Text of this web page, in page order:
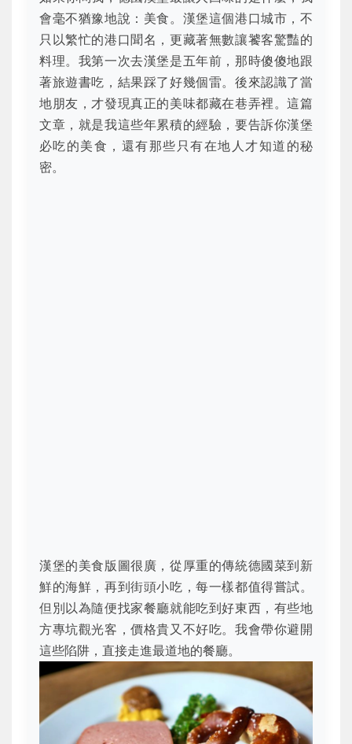
會毫不猶豫地說：美食。漢堡這個港口城市，不
只以繁忙的港口聞名，更藏著無數讓饕客驚豔的
料理。我第一次去漢堡是五年前，那時傻傻地跟
著旅遊書吃，結果踩了好幾個雷。後來認識了當
地朋友，才發現真正的美味都藏在巷弄裡。這篇
文章，就是我這些年累積的經驗，要告訴你漢堡
必吃的美食，還有那些只有在地人才知道的秘
密。
漢堡的美食版圖很廣，從厚重的傳統德國菜到新
鮮的海鮮，再到街頭小吃，每一樣都值得嘗試。
但別以為隨便找家餐廳就能吃到好東西，有些地
方專坑觀光客，價格貴又不好吃。我會帶你避開
這些陷阱，直接走進最道地的餐廳。